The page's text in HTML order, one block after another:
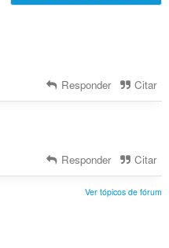
Responder Citar
Responder Citar
Ver tópicos de fórum